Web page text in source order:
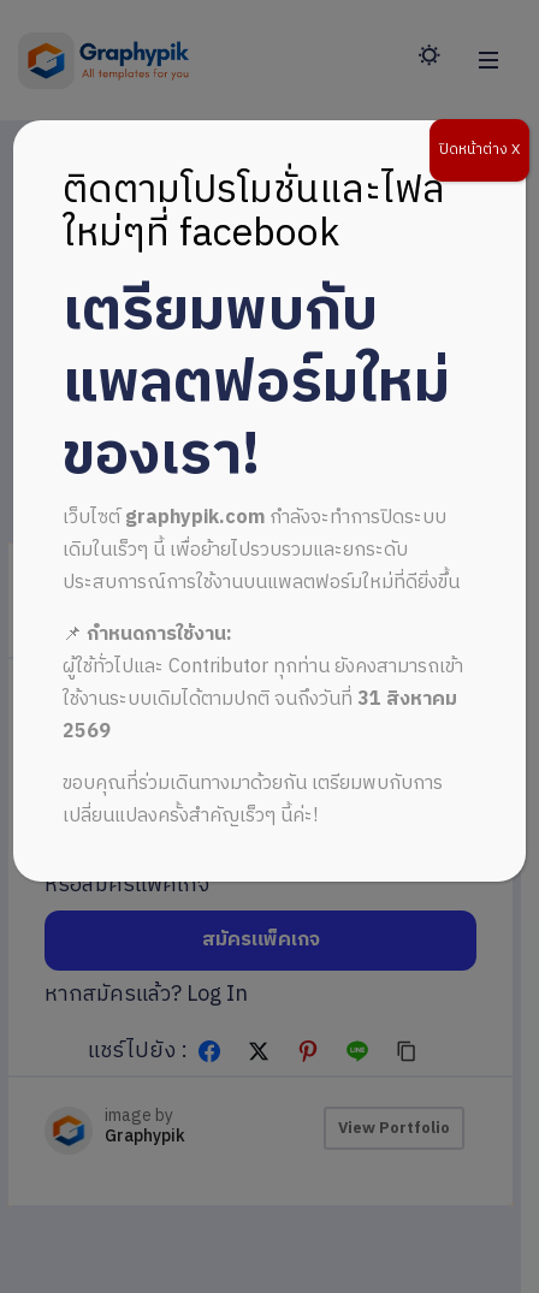
Stay Home – Declan DP
Audio on 5 พฤศจิกายน 2022
ดาวน์โหลด
หรือสมัครแพ็คเกจ
สมัครแพ็คเกจ
หากสมัครแล้ว? Log In
แชร์ไปยัง :
image by
Graphypik View Portfolio
ติดตามโปรโมชั่นและไฟล์
ใหม่ๆที่ facebook
เตรียมพบกับ
แพลตฟอร์มใหม่
ของเรา!
เว็บไซต์graphypik.comกำลังจะทำการปิดระบบ
เดิมในเร็วๆ นี้ เพื่อย้ายไปรวบรวมและยกระดับ
ประสบการณ์การใช้งานบนแพลตฟอร์มใหม่ที่ดียิ่งขึ้น
📌กำหนดการใช้งาน:
ผู้ใช้ทั่วไปและ Contributor ทุกท่าน ยังคงสามารถเข้า
ใช้งานระบบเดิมได้ตามปกติ จนถึงวันที่ 31 สิงหาคม
2569
ขอบคุณที่ร่วมเดินทางมาด้วยกัน เตรียมพบกับการ
เปลี่ยนแปลงครั้งสำคัญเร็วๆ นี้ค่ะ!
ปิดหน้าต่าง X